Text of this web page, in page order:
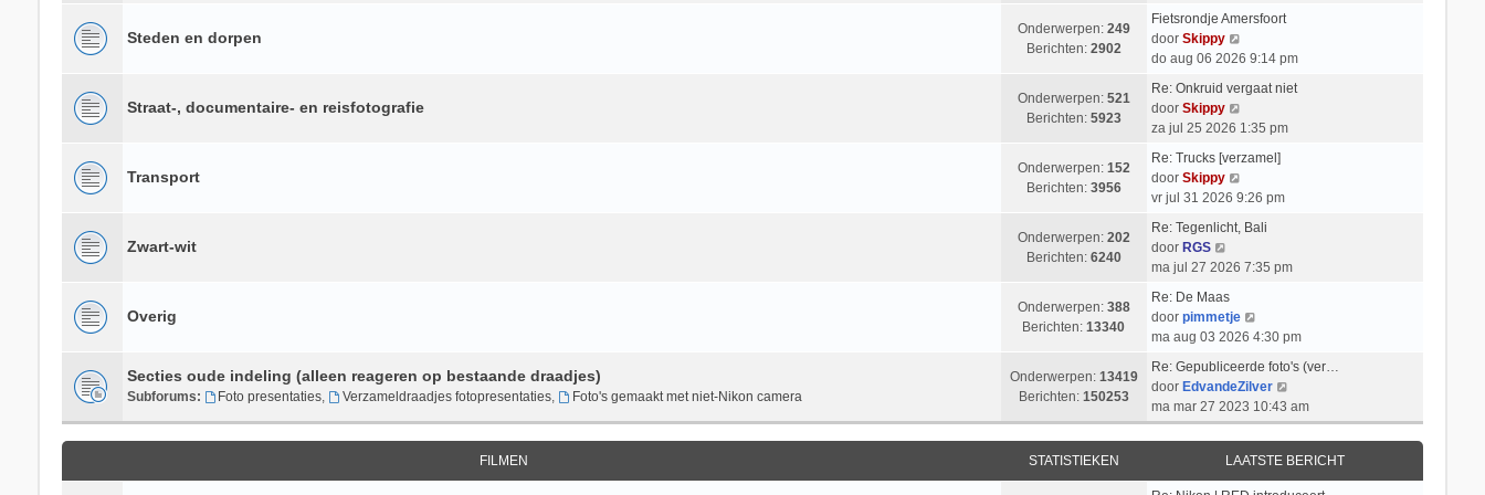
c
t
b
r
c
t
e
b
r
l
a
a
s
t
e
b
e
r
c
t
i
k
l
a
s
e
r
t
Steden en dorpen Onderwerpen: 249
Berichten: 2902
Fietsrondje Amersfoort
door Skippy
e
i
k
l
a
s
e
e
r
c
h
t
do aug 06 2026 9:14 pm
Straat-, documentaire- en reisfotografie Onderwerpen: 521
Berichten: 5923
Re: Onkruid vergaat niet
door Skippy
e
i
k
a
e
b
e
r
i
c
h
t
za jul 25 2026 1:35 pm
Transport Onderwerpen: 152
Berichten: 3956
Re: Trucks [verzamel]
door Skippy
e
k
a
a
s
t
e
e
vr jul 31 2026 9:26 pm
Zwart-wit Onderwerpen: 202
Berichten: 6240
Re: Tegenlicht, Bali
door RGS
e
i
j
k
l
a
a
t
s
t
e
ma jul 27 2026 7:35 pm
Overig Onderwerpen: 388
Berichten:13340
Re: De Maas
door pimmetje
e
i
j
k
a
ma aug 03 2026 4:30 pm
Secties oude indeling (alleen reageren op bestaande draadjes)
Subforums: Foto presentaties, Verzameldraadjes fotopresentaties, Foto's gemaakt met niet-Nikon camera
Onderwerpen: 13419
Berichten: 150253
Re: Gepubliceerde foto's (ver…
door EdvandeZilver
e
k
i
j
k
ma mar 27 2023 10:43 am
FILMEN STATISTIEKEN LAATSTE BERICHT